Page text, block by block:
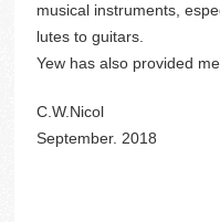
musical instruments,
lutes to guitars.
Yew has also provided
C.W.Nicol
September. 2018